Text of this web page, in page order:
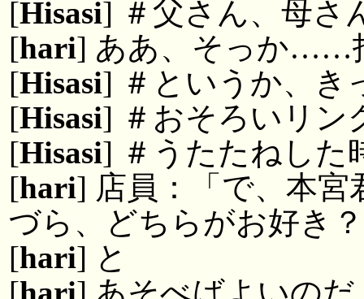
[Hisasi] ＃父さん、母さ
[hari] ああ、そっか……
[Hisasi] ＃というか、き
[Hisasi] ＃おそろいリン
[Hisasi] ＃うたたねした
[hari] 店員：「で、本
づら、どちらがお好き
[hari] と
[hari] あそべばよいのだ